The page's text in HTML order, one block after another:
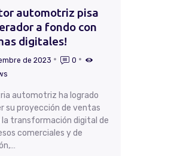
automotriz pisa
a fondo con
digitales!
de 2023
0
automotriz ha logrado
su proyección de ventas
la transformación digital de
comerciales y de